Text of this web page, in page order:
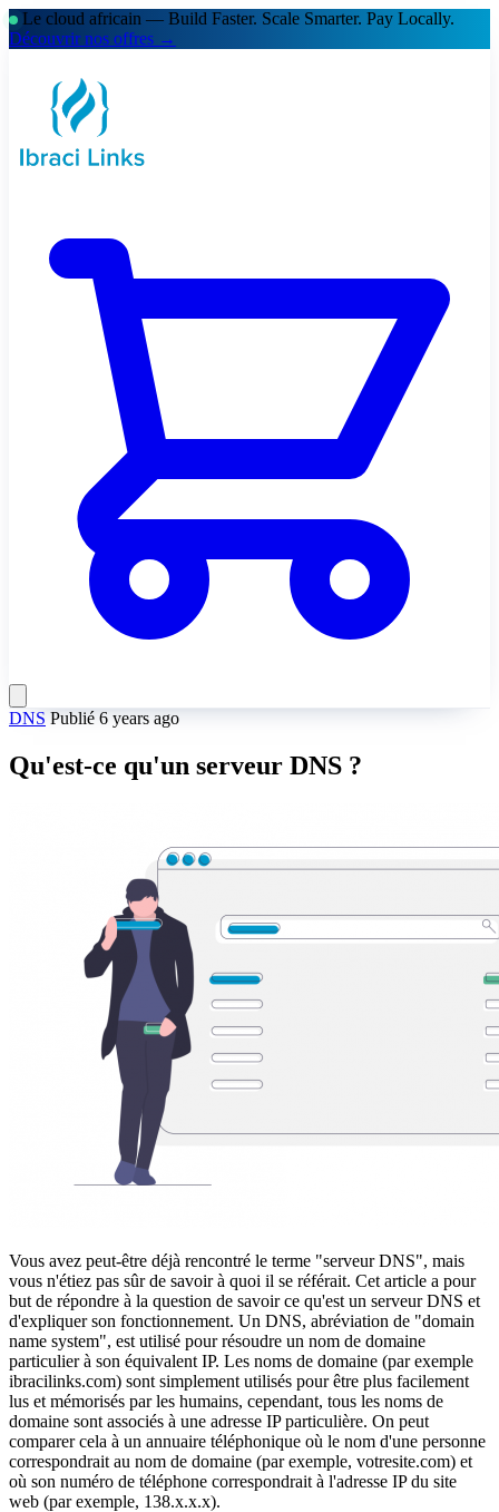
Le cloud africain — Build Faster. Scale Smarter. Pay Locally.
Découvrir nos offres →
DNS Publié 6 years ago
Qu'est-ce qu'un serveur DNS ?
Vous avez peut-être déjà rencontré le terme "serveur DNS", mais
vous n'étiez pas sûr de savoir à quoi il se référait. Cet article a pour
but de répondre à la question de savoir ce qu'est un serveur DNS et
d'expliquer son fonctionnement. Un DNS, abréviation de "domain
name system", est utilisé pour résoudre un nom de domaine
particulier à son équivalent IP. Les noms de domaine (par exemple
ibracilinks.com) sont simplement utilisés pour être plus facilement
lus et mémorisés par les humains, cependant, tous les noms de
domaine sont associés à une adresse IP particulière. On peut
comparer cela à un annuaire téléphonique où le nom d'une personne
correspondrait au nom de domaine (par exemple, votresite.com) et
où son numéro de téléphone correspondrait à l'adresse IP du site
web (par exemple, 138.x.x.x).